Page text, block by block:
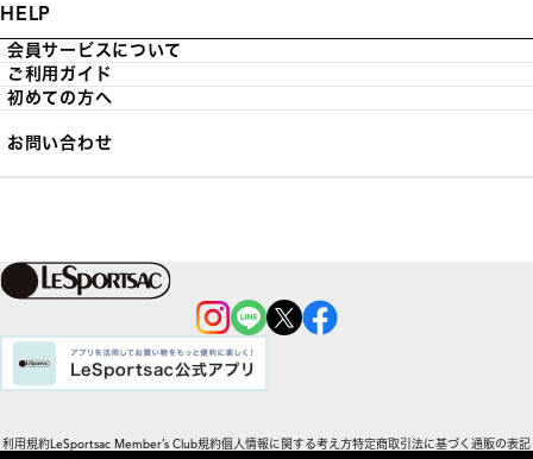
HELP
会員サービスについて
ご利用ガイド
初めての方へ
お問い合わせ
利用規約LeSportsac Member’s Club規約個人情報に関する考え方特定商取引法に基づく通販の表記